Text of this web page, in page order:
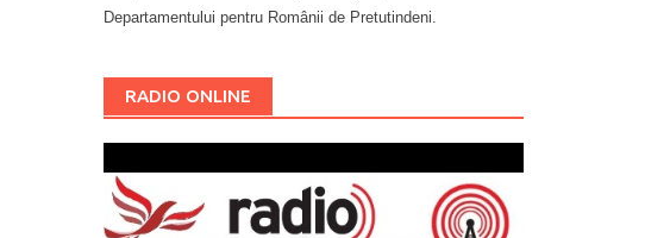
Departamentului pentru Românii de Pretutindeni.
RADIO ONLINE